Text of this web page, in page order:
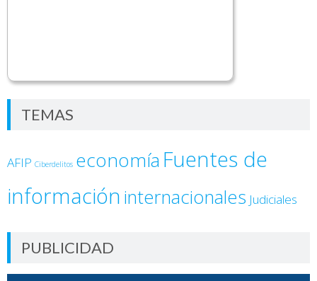
TEMAS
AFIP Ciberdelitos economía Fuentes de
información internacionales Judiciales
PUBLICIDAD